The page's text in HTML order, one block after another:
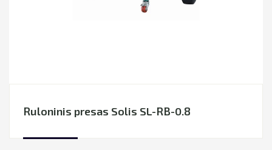
Ruloninis presas Solis SL-RB-0.8